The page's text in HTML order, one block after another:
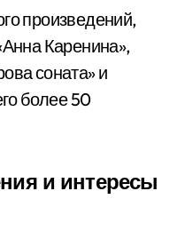
произведений,
Каренина»,
соната» и
более 50
и интересы